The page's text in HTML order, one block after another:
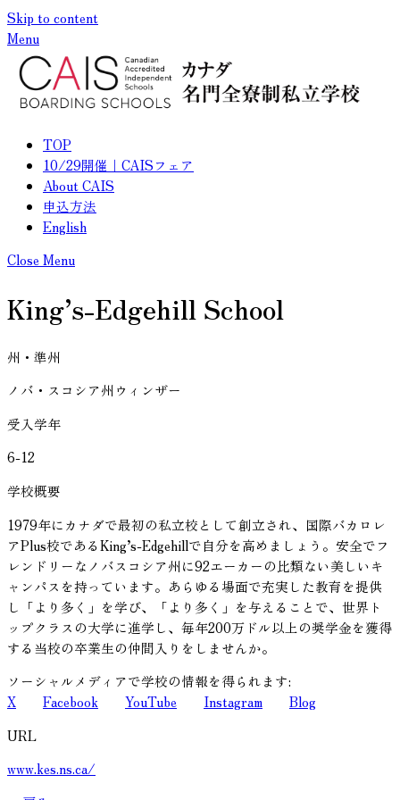
Skip to content
Menuメニュー
閉じる
TOP
10/29開催｜CAISフェア
About CAIS
申込方法
English
Close Menu
King’s-Edgehill School
州・準州
ノバ・スコシア州ウィンザー
受入学年
6-12
学校概要
1979年にカナダで最初の私立校として創立され、国際バカロレ
アPlus校であるKing’s-Edgehillで自分を高めましょう。安全でフ
レンドリーなノバスコシア州に92エーカーの比類ない美しいキ
ャンパスを持っています。あらゆる場面で充実した教育を提供
し「より多く」を学び、「より多く」を与えることで、世界ト
ップクラスの大学に進学し、毎年200万ドル以上の奨学金を獲得
する当校の卒業生の仲間入りをしませんか。
ソーシャルメディアで学校の情報を得られます:
X
Facebook YouTube Instagram
Blog
URL
www.kes.ns.ca/